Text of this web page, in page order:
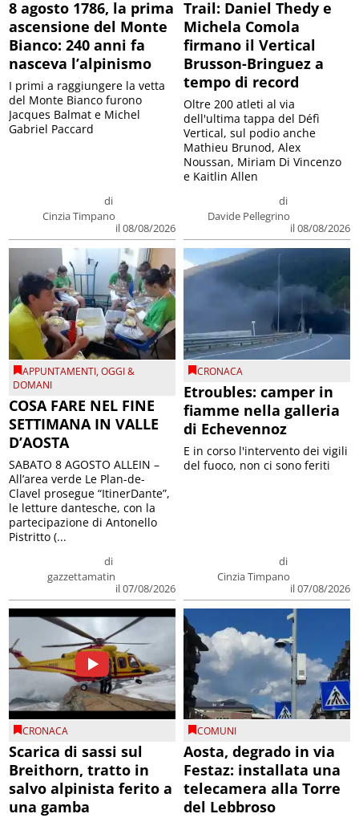
8 agosto 1786, la prima
ascensione del Monte
Bianco: 240 anni fa
nasceva l’alpinismo
di
Cinzia Timpano
il 08/08/2026
I primi a raggiungere la vetta
del Monte Bianco furono
Jacques Balmat e Michel
Gabriel Paccard
Trail: Daniel Thedy e
Michela Comola
firmano il Vertical
Brusson-Bringuez a
tempo di record
di
Davide Pellegrino
il 08/08/2026
Oltre 200 atleti al via
dell'ultima tappa del Défì
Vertical, sul podio anche
Mathieu Brunod, Alex
Noussan, Miriam Di Vincenzo
e Kaitlin Allen
APPUNTAMENTI,OGGI &
DOMANI
COSA FARE NEL FINE
SETTIMANA IN VALLE
D’AOSTA
di
gazzettamatin
il 07/08/2026
SABATO 8 AGOSTO ALLEIN –
All’area verde Le Plan-de-
Clavel prosegue “ItinerDante”,
le letture dantesche, con la
partecipazione di Antonello
Pistritto (...
CRONACA
Etroubles: camper in
fiamme nella galleria
di Echevennoz
di
Cinzia Timpano
il 07/08/2026
E in corso l'intervento dei vigili
del fuoco, non ci sono feriti
CRONACA
Scarica di sassi sul
Breithorn, tratto in
salvo alpinista ferito a
una gamba
COMUNI
Aosta, degrado in via
Festaz: installata una
telecamera alla Torre
del Lebbroso